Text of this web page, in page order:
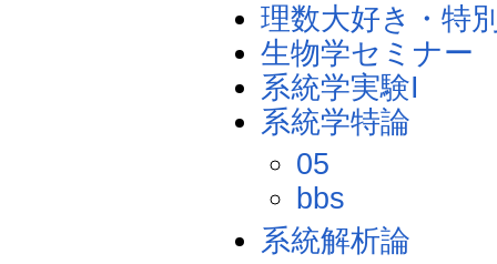
理数大好き・特
生物学セミナー
系統学実験I
系統学特論
05
bbs
系統解析論